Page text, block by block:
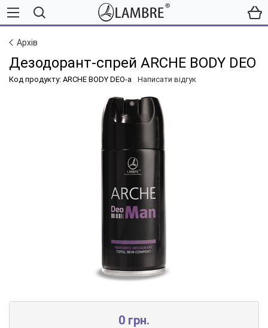
Архів
Дезодорант-спрей ARCHE BODY DEO
Код продукту: ARCHE BODY DEO-a Написати відгук
0 грн.